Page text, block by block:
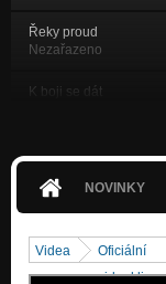
Řeky proud
Nezařazeno
K boji se dát
WeAre - Strach
WeAre - Osud
NOVINKY
Videa
Oficiální
videoklipy